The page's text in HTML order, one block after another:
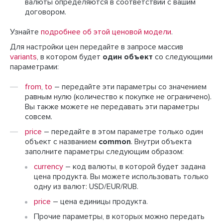
валюты определяются в соответствии с вашим
договором.
Узнайте подробнее об этой ценовой модели.
Для настройки цен передайте в запросе массив
variants , в котором будет один объект со следующими
параметрами:
from to – передайте эти параметры со значением
равным нулю (количество к покупке не ограничено).
Вы также можете не передавать эти параметры
совсем.
price – передайте в этом параметре только один
объект с названием common. Внутри объекта
заполните параметры следующим образом:
currency – код валюты, в которой будет задана
цена продукта. Вы можете использовать только
одну из валют: USD/EUR/RUB.
price – цена единицы продукта.
Прочие параметры, в которых можно передать